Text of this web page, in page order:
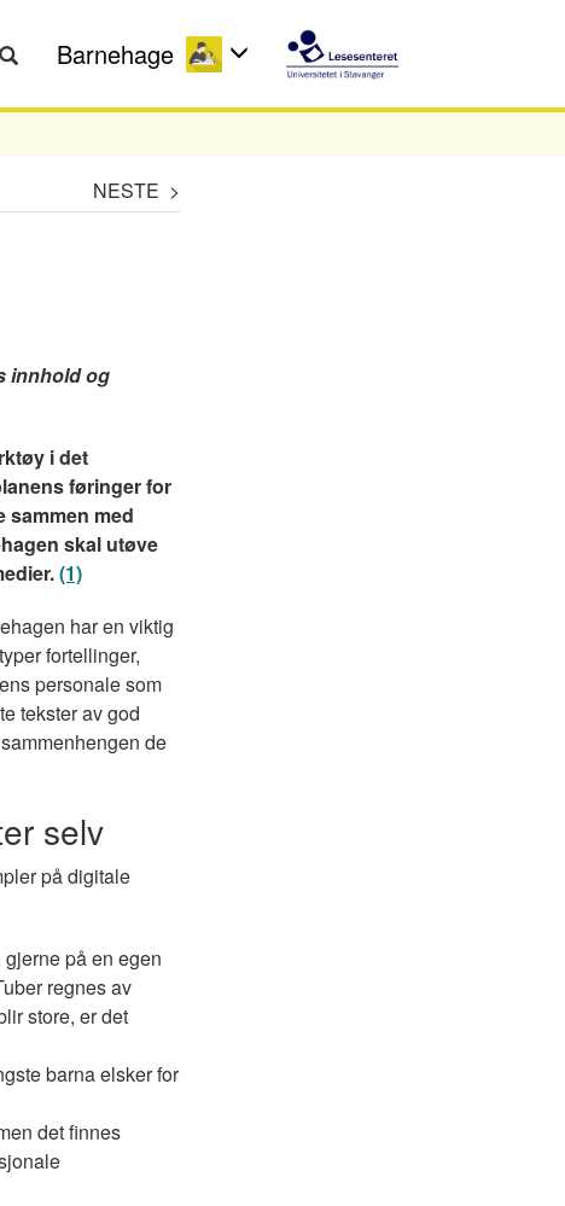
Barnehage
NESTE >
innhold og
i det
føringer for
med
skal utøve
(1)
har en viktig
fortellinger,
personale som
tekster av god
de
selv
på digitale
på en egen
regnes av
store, er det
barna elsker for
det finnes